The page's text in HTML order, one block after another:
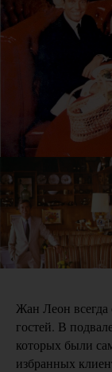
Жан Леон всегда
гостей. В
которых были
избранных